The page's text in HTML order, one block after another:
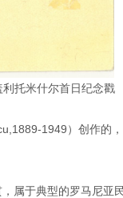
托米什尔首日纪念戳
1949）创作的
属于典型的罗马尼亚